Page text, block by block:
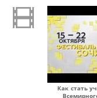
Как стать